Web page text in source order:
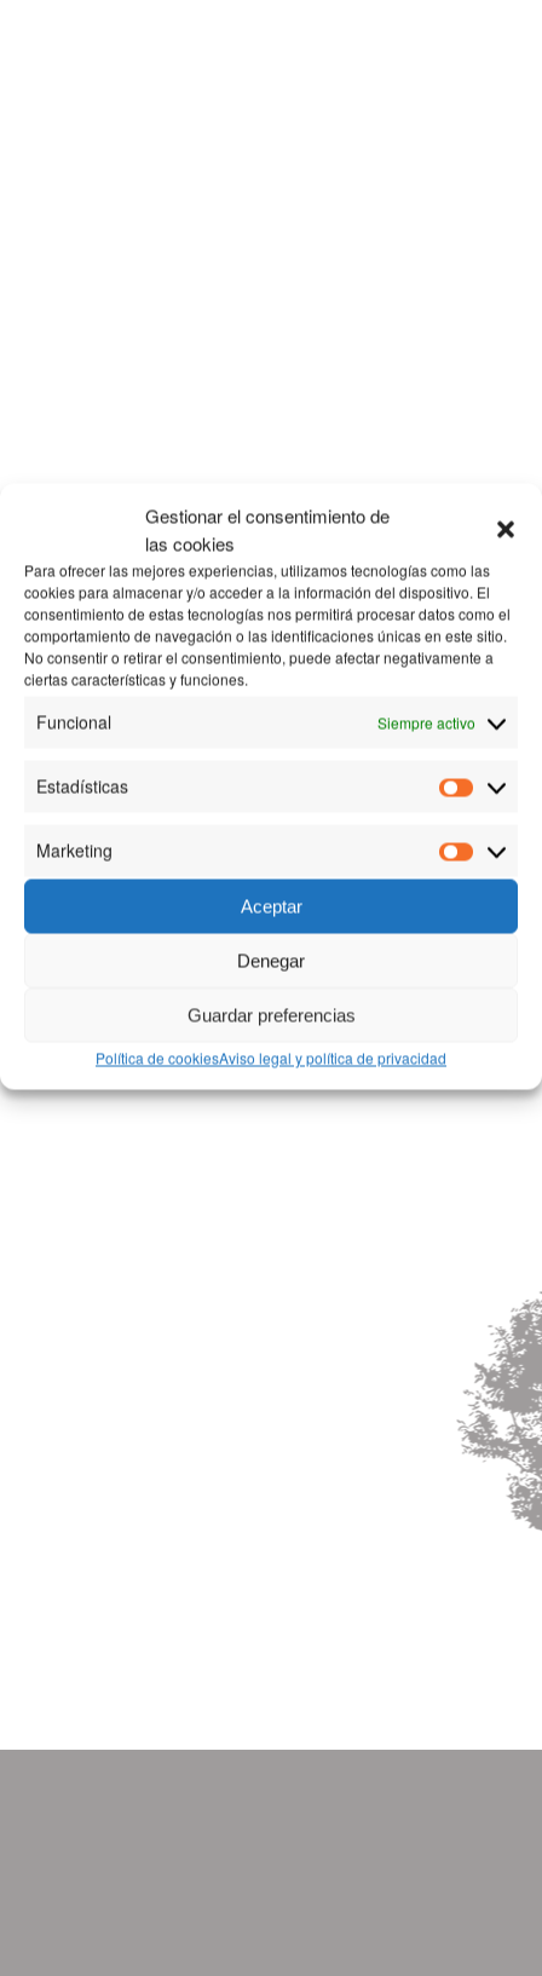
Gestionar el consentimiento de
las cookies
Para ofrecer las mejores experiencias, utilizamos tecnologías como las
cookies para almacenar y/o acceder a la información del dispositivo. El
consentimiento de estas tecnologías nos permitirá procesar datos como el
comportamiento de navegación o las identificaciones únicas en este sitio.
No consentir o retirar el consentimiento, puede afectar negativamente a
ciertas características y funciones.
Funcional Siempre activo
Estadísticas
Marketing
Marketing
Aceptar
Denegar
Guardar preferencias
Política de cookiesAviso legal y política de privacidad